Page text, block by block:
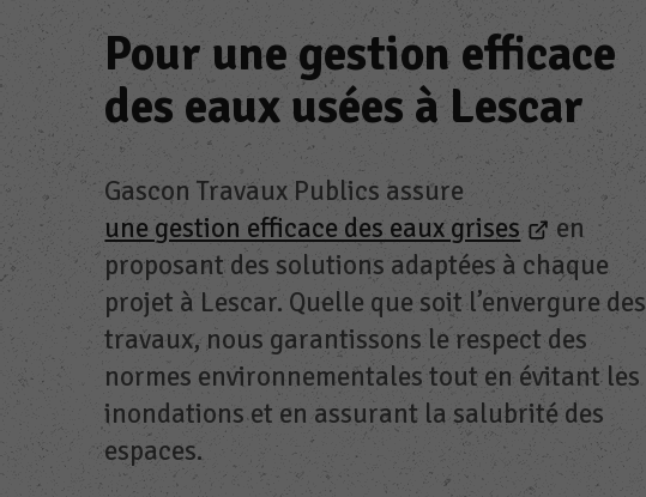
Pour une gestion efficace
des eaux usées à Lescar
Gascon Travaux Publics assure
une gestion efficace des eaux grises
en
proposant des solutions adaptées à chaque
projet à Lescar. Quelle que soit l’envergure des
travaux, nous garantissons le respect des
normes environnementales tout en évitant les
inondations et en assurant la salubrité des
espaces.